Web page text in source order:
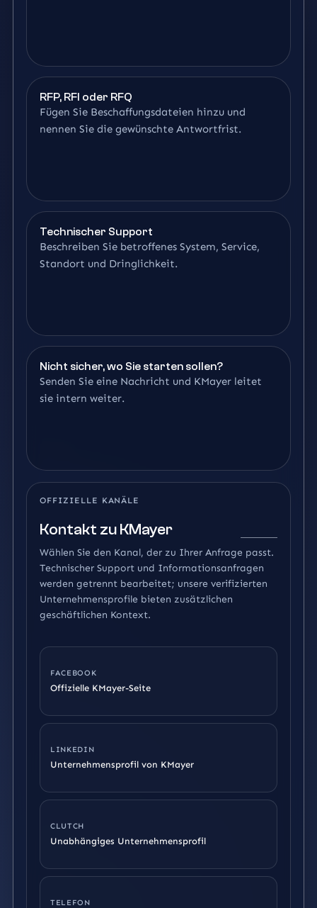
RFP, RFI oder RFQ
Fügen Sie Beschaffungsdateien hinzu und
nennen Sie die gewünschte Antwortfrist.
Technischer Support
Beschreiben Sie betroffenes System, Service,
Standort und Dringlichkeit.
Nicht sicher, wo Sie starten sollen?
Senden Sie eine Nachricht und KMayer leitet
sie intern weiter.
OFFIZIELLE KANÄLE
Kontakt zu KMayer
Wählen Sie den Kanal, der zu Ihrer Anfrage passt.
Technischer Support und Informationsanfragen
werden getrennt bearbeitet; unsere verifizierten
Unternehmensprofile bieten zusätzlichen
geschäftlichen Kontext.
FACEBOOK
Offizielle KMayer-Seite
LINKEDIN
Unternehmensprofil von KMayer
CLUTCH
Unabhängiges Unternehmensprofil
TELEFON